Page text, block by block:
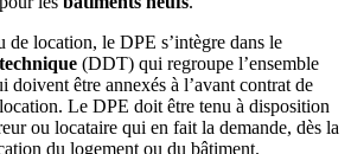
de location, le DPE s’intègre dans le
(DDT) qui regroupe l’ensemble
doivent être annexés à l’avant contrat de
Le DPE doit être tenu à disposition
ou locataire qui en fait la demande, dès la
du logement ou du bâtiment.